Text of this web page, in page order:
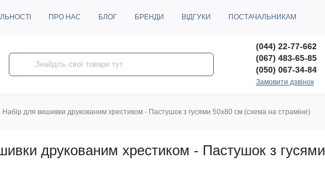
ПРО НАС БЛОГ БРЕНДИ ВІДГУКИ ПОСТАЧАЛЬНИКАМ
(044) 22-77-662
(067) 483-65-85
(050) 067-34-84
Замовити дзвінок
Набір для вишивки друкованим xрестиком - Пастушок з гусями 50x80 см (сxема на страміне)
друкованим xрестиком - Пастушок з гусями